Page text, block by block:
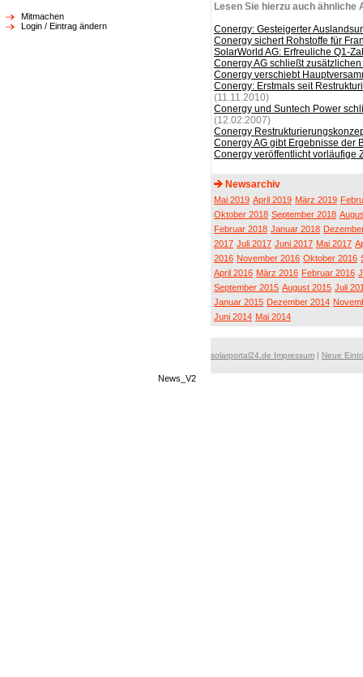
Mitmachen
Login / Eintrag ändern
Lesen Sie hierzu auch ähnliche
Conergy: Gesteigerter
Conergy sichert Rohstoffe für
SolarWorld AG: Erfreuliche Q1-
Conergy AG schließt
Conergy verschiebt
Conergy: Erstmals seit
(11.11.2010)
Conergy und Suntech Power
(12.02.2007)
Conergy
Conergy AG gibt Ergebnisse der
Conergy veröffentlicht vorläufige
Newsarchiv
Mai 2019 April 2019 März 2019
Oktober 2018 September 2018
Februar 2018 Januar 2018
2017 Juli 2017 Juni 2017 Mai 2017
2016 November 2016 Oktober 2016
April 2016 März 2016 Februar 2016
September 2015 August 2015 Juli
Januar 2015 Dezember 2014
Juni 2014 Mai 2014
solarportal24.de Impressum | Neue
News_V2